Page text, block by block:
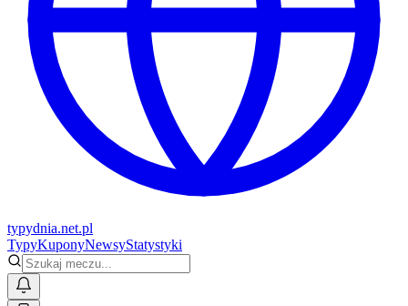
typydnia.net.pl
TypyKuponyNewsyStatystyki